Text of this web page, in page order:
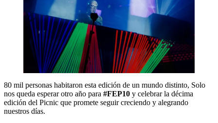
80 mil personas habitaron esta edición de un mundo distinto, Solo
nos queda esperar otro año para #FEP10 y celebrar la décima
edición del Picnic que promete seguir creciendo y alegrando
nuestros días.